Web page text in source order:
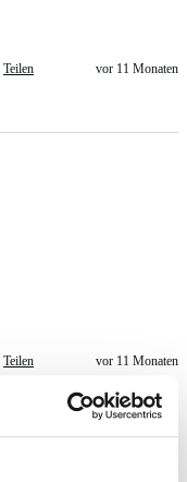
Teilen vor 11 Monaten
Teilen vor 11 Monaten